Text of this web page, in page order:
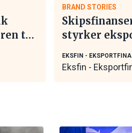
tar
BRAND STORIES
styrker
EKSFIN -
Eksfin -